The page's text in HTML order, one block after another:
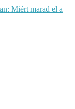
Miért marad el a